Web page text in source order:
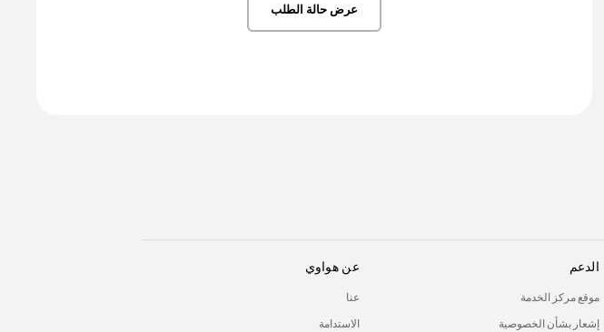
عرض حالة الطلب
الدعم
موقع مركز الخدمة
إشعار بشأن الخصوصية
عن هواوي
عنا
الاستدامة